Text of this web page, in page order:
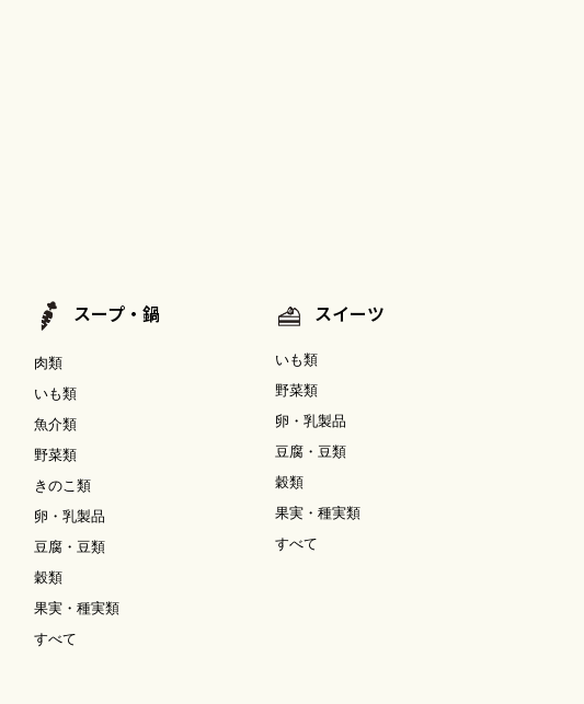
スープ・鍋
肉類
いも類
魚介類
野菜類
きのこ類
卵・乳製品
豆腐・豆類
穀類
果実・種実類
すべて
スイーツ
いも類
野菜類
卵・乳製品
豆腐・豆類
穀類
果実・種実類
すべて